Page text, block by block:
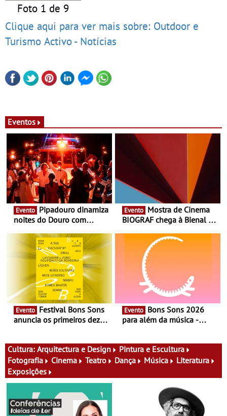
Foto 1 de 9
Clique aqui para ver mais sobre: Outdoor e
Turismo Activo - Notícias
Eventos
Evento
noites do Douro com
vinho, gastronomia e
música
Evento
BIOGRAF chega à Bienal de
Documentário, ensaio
fílmico e práticas artísticas
Evento
anuncia os primeiros dez
Evento
para além da música -
atividades para toda a
família e muito mais
Cultura: Arquitectura e Design
Pintura e Escultura
Fotografia
Cinema Teatro Dança Música
Literatura
Exposições